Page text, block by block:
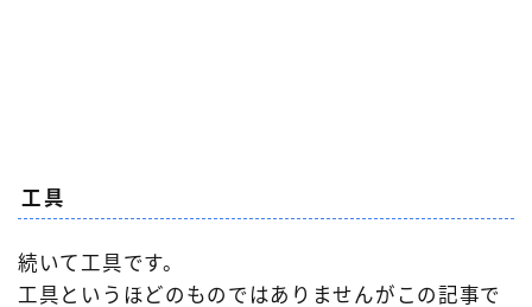
工具
続いて工具です。
工具というほどのものではありませんがこの記事で